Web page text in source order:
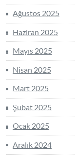
Ağustos 2025
Haziran 2025
Mayıs 2025
Nisan 2025
Mart 2025
Şubat 2025
Ocak 2025
Aralık 2024